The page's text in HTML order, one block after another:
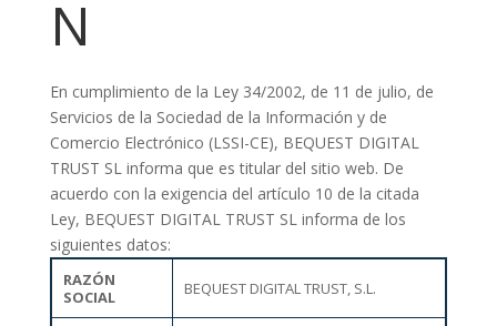
N
En cumplimiento de la Ley 34/2002, de 11 de julio, de
Servicios de la Sociedad de la Información y de
Comercio Electrónico (LSSI-CE), BEQUEST DIGITAL
TRUST SL informa que es titular del sitio web. De
acuerdo con la exigencia del artículo 10 de la citada
Ley, BEQUEST DIGITAL TRUST SL informa de los
siguientes datos:
RAZÓN
SOCIAL
BEQUEST DIGITAL TRUST, S.L.